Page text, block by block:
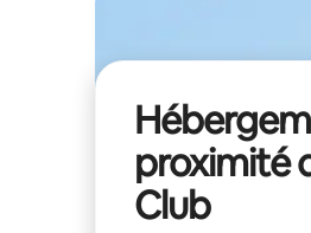
proximité
Club